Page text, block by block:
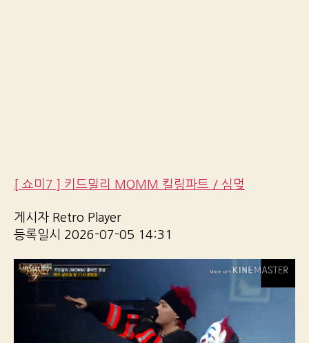
[ 쇼미7 ] 키드밀리 MOMM 킬링파트 / 심멎
게시자 Retro Player
등록일시 2026-07-05 14:31